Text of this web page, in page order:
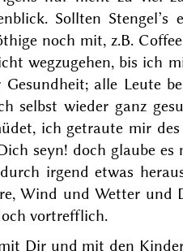
Sollten Stengel’s
noch mit, z.B.
wegzugehen, bis ich
Gesundheit; alle Leute
selbst wieder ganz
ich getraute mir
seyn! doch glaube es
irgend etwas
Wind und Wetter
vortrefflich.
Dir und mit den